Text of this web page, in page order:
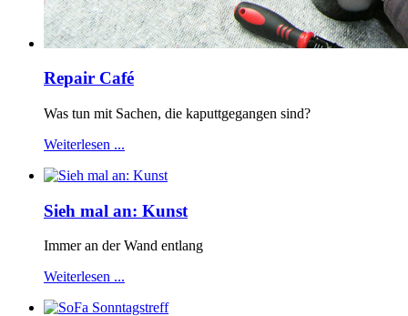
Repair Café
Was tun mit Sachen, die kaputtgegangen sind?
Weiterlesen ...
Sieh mal an: Kunst
Immer an der Wand entlang
Weiterlesen ...